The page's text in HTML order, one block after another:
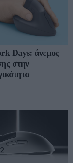
Days: άνεμος
στην